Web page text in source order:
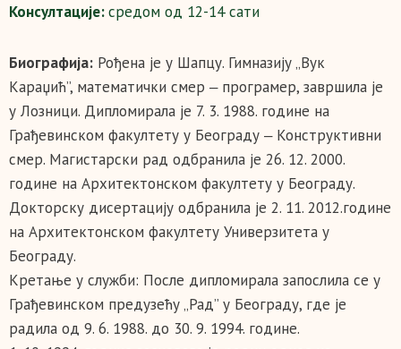
Консултације:средом од 12-14 сати
Биографија: Рођена је у Шапцу. Гимназију „Вук
Караџић”, математички смер ‒ програмер, завршила је
у Лозници. Дипломирала је 7. 3. 1988. године на
Грађевинском факултету у Београду ‒ Конструктивни
смер. Магистарски рад одбранила је 26. 12. 2000.
године на Архитектонском факултету у Београду.
Докторску дисертацију одбранила је 2. 11. 2012.године
на Архитектонском факултету Универзитета у
Београду.
Кретање у служби: После дипломирала запослила се у
Грађевинском предузећу „Рад” у Београду, где је
радила од 9. 6. 1988. до 30. 9. 1994. године.